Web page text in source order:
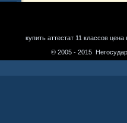
купить аттестат 11 классов
© 2005 - 2015